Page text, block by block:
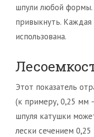
шпули любой
привыкнуть.
использована.
Этот показатель
(к примеру, 0,25 мм
шпуля катушки
лески сечением